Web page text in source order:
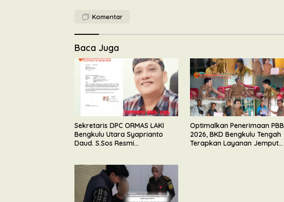
Komentar
Baca Juga
Sekretaris DPC ORMAS LAKI
Bengkulu Utara Syaprianto
Daud. S.Sos Resmi
Optimalkan Penerimaan PBB
2026, BKD Bengkulu Tengah
Terapkan Layanan Jemput